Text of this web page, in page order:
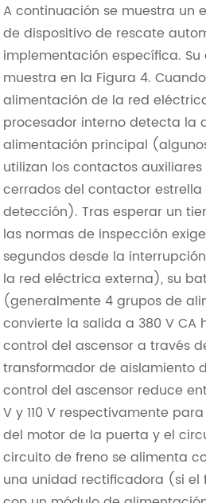
A continuación se muestra un
de dispositivo de rescate
implementación específica.
muestra en la Figura 4.
alimentación de la red
procesador interno detecta la
alimentación principal
utilizan los contactos
cerrados del contactor
detección). Tras esperar un
las normas de inspección
segundos desde la
la red eléctrica externa), su
(generalmente 4 grupos de
convierte la salida a 380 V CA
control del ascensor a través
transformador de aislamiento
control del ascensor reduce
V y 110 V respectivamente
del motor de la puerta y el
circuito de freno se alimenta
una unidad rectificadora (si el